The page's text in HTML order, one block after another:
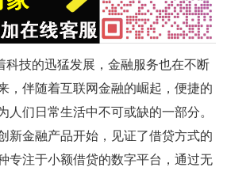
科技的迅猛发展，金融服务也在不断
，伴随着互联网金融的崛起，便捷的
人们日常生活中不可或缺的一部分。
新金融产品开始，见证了借贷方式的
专注于小额借贷的数字平台，通过无